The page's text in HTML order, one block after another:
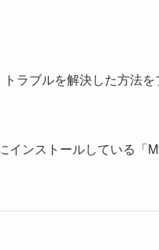
ラブルを解決した方法
ンストールしている「